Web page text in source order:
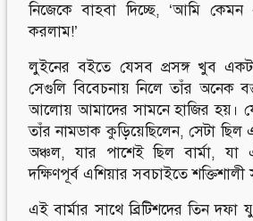
নিজেকে বাহবা দিচ্ছে, ‘আমি
করলাম!’
লুইনের বইতে যেসব প্রসঙ্গ খুব
সেগুলি বিবেচনায় নিলে তাঁর অনেক
আলোয় আমাদের সামনে হাজির হয়।
তাঁর নামডাক কুড়িয়েছিলেন, সেটা ছিল
অঞ্চল, যার পাশেই ছিল বার্মা,
দক্ষিণপূর্ব এশিয়ার সবচাইতে শক্তিশালী
এই বার্মার সাথে ব্রিটিশদের তিন দফা